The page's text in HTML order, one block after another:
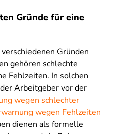
Gründe für eine
Gründen
gehören schlechte
Fehlzeiten. In solchen
Arbeitgeber vor der
wegen schlechter
wegen Fehlzeiten
dienen als formelle